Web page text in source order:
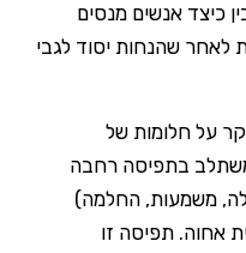
כיצד אנשים מנסים
לאחר שהנחות יסוד לגבי
על חלומות של
בתפיסה רחבה
משמעות, החלמה)
אחוה. תפיסה זו